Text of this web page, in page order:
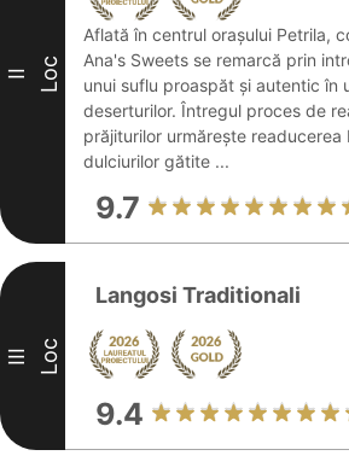
II Loc
Aflată în centrul orașului Petrila,
Ana's Sweets se remarcă prin
unui suflu proaspăt și autentic în
deserturilor. Întregul proces de
prăjiturilor urmărește readucerea
dulciurilor gătite ...
9.7
III Loc
Langosi Traditionali
9.4